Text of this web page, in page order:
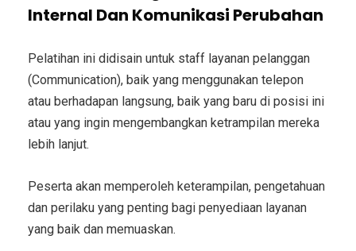
Internal Dan Komunikasi Perubahan
Pelatihan ini didisain untuk staff layanan pelanggan
(Communication), baik yang menggunakan telepon
atau berhadapan langsung, baik yang baru di posisi ini
atau yang ingin mengembangkan ketrampilan mereka
lebih lanjut.
Peserta akan memperoleh keterampilan, pengetahuan
dan perilaku yang penting bagi penyediaan layanan
yang baik dan memuaskan.